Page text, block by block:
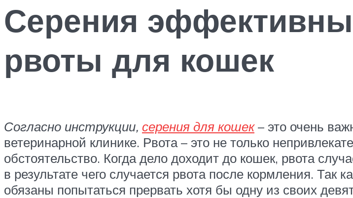
Серения
рвоты для кошек
Согласно инструкции, серения для кошек – это очень
ветеринарной клинике. Рвота – это не только
обстоятельство. Когда дело доходит до кошек, рвота
в результате чего случается рвота после кормления.
обязаны попытаться прервать хотя бы одну из своих